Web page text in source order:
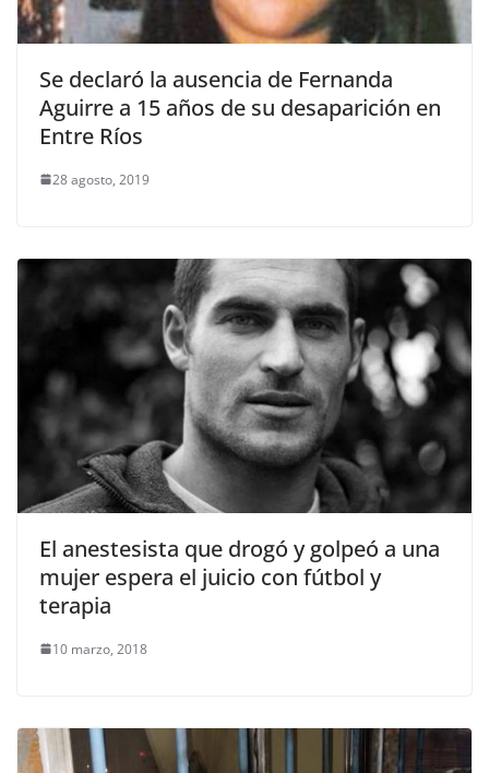
Se declaró la ausencia de Fernanda
Aguirre a 15 años de su desaparición en
Entre Ríos
28 agosto, 2019
El anestesista que drogó y golpeó a una
mujer espera el juicio con fútbol y
terapia
10 marzo, 2018